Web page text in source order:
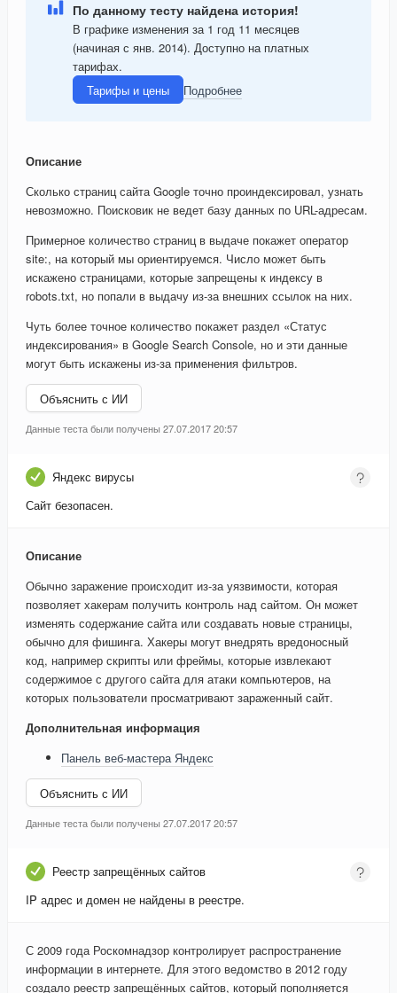
По данному тесту найдена история!
В графике изменения за 1 год 11 месяцев
(начиная с янв. 2014). Доступно на платных
тарифах.
Тарифы и цены
Подробнее
Описание
Сколько страниц сайта Google точно проиндексировал, узнать
невозможно. Поисковик не ведет базу данных по URL-адресам.
Примерное количество страниц в выдаче покажет оператор
site:, на который мы ориентируемся. Число может быть
искажено страницами, которые запрещены к индексу в
robots.txt, но попали в выдачу из-за внешних ссылок на них.
Чуть более точное количество покажет раздел «Статус
индексирования» в Google Search Console, но и эти данные
могут быть искажены из-за применения фильтров.
Объяснить с ИИ
Данные теста были получены 27.07.2017 20:57
Яндекс вирусы
Сайт безопасен.
Описание
Обычно заражение происходит из-за уязвимости, которая
позволяет хакерам получить контроль над сайтом. Он может
изменять содержание сайта или создавать новые страницы,
обычно для фишинга. Хакеры могут внедрять вредоносный
код, например скрипты или фреймы, которые извлекают
содержимое с другого сайта для атаки компьютеров, на
которых пользователи просматривают зараженный сайт.
Дополнительная информация
Панель веб-мастера Яндекс
Объяснить с ИИ
Данные теста были получены 27.07.2017 20:57
Реестр запрещённых сайтов
IP адрес и домен не найдены в реестре.
С 2009 года Роскомнадзор контролирует распространение
информации в интернете. Для этого ведомство в 2012 году
создало реестр запрещённых сайтов, который пополняется